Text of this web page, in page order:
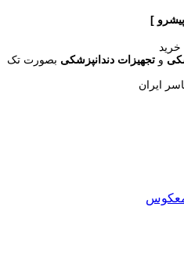
]
و تجهیزات دندانپزشکی بصورت تک
ایران